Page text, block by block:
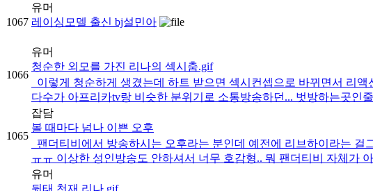
1067
유머
레이싱모델 출신 bj설민아
1066
유머
청순한 외모를 가진 리나의 섹시춤.gif
이렇게 청순하게 생겼는데 하트 받으면 섹시컨셉으로 바뀌면서 리
다수가 아프리카tv랑 비슷한 분위기로 소통방송하던... 벗방하는곳인
1065
잡담
볼 때마다 넘나 이쁜 오후
팬더티비에서 방송하시는 오후라는 분인데 예전에 리브하이라는
ㅠㅠ 이상한 성인방송도 안하셔서 너무 호감형.. 뭐 팬더티비 자체가
유머
뒷태 천재 리나.gif